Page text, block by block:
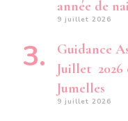
année de
9 juillet 2026
Guidance
Juillet 2026
Jumelles
9 juillet 2026